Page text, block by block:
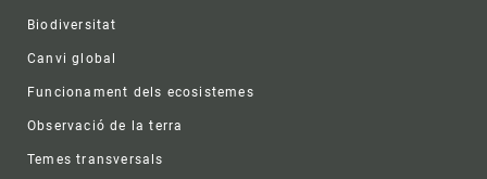
Biodiversitat
Canvi global
Funcionament dels ecosistemes
Observació de la terra
Temes transversals